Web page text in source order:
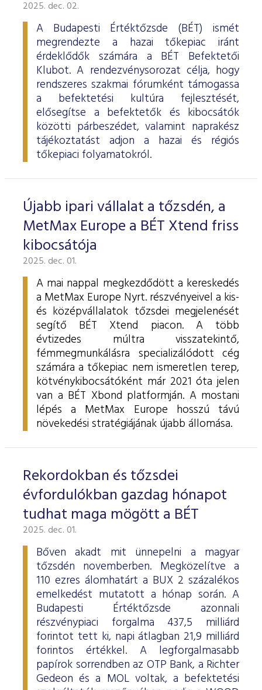
ESG Útmutató
2025. dec. 02.
A Budapesti Értéktőzsde (BÉT) ismét
megrendezte a hazai tőkepiac iránt
érdeklődők számára a BÉT Befektetői
Klubot. A rendezvénysorozat célja, hogy
rendszeres szakmai fórumként támogassa
a befektetési kultúra fejlesztését,
elősegítse a befektetők és kibocsátók
közötti párbeszédet, valamint naprakész
tájékoztatást adjon a hazai és régiós
tőkepiaci folyamatokról.
Újabb ipari vállalat a tőzsdén, a
MetMax Europe a BÉT Xtend friss
kibocsátója
2025. dec. 01.
A mai nappal megkezdődött a kereskedés
a MetMax Europe Nyrt. részvényeivel a kis-
és középvállalatok tőzsdei megjelenését
segítő BÉT Xtend piacon. A több
évtizedes múltra visszatekintő,
fémmegmunkálásra specializálódott cég
számára a tőkepiac nem ismeretlen terep,
kötvénykibocsátóként már 2021 óta jelen
van a BÉT Xbond platformján. A mostani
lépés a MetMax Europe hosszú távú
növekedési stratégiájának újabb állomása.
Rekordokban és tőzsdei
évfordulókban gazdag hónapot
tudhat maga mögött a BÉT
2025. dec. 01.
Bőven akadt mit ünnepelni a magyar
tőzsdén novemberben. Megközelítve a
110 ezres álomhatárt a BUX 2 százalékos
emelkedést mutatott a hónap során. A
Budapesti Értéktőzsde azonnali
részvénypiaci forgalma 437,5 milliárd
forintot tett ki, napi átlagban 21,9 milliárd
forintos értékkel. A legforgalmasabb
papírok sorrendben az OTP Bank, a Richter
Gedeon és a MOL voltak, a befektetési